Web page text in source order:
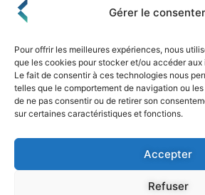
Gérer le
Pour offrir les meilleures expériences, nous
que les cookies pour stocker et/ou accéder
Le fait de consentir à ces technologies nous
telles que le comportement de navigation ou
de ne pas consentir ou de retirer son
sur certaines caractéristiques et fonctions.
Accepter
Refuser
Politique de Confidentialité et de Cookies
© 2026 FLO & CO. All Rights